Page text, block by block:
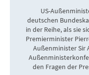
US-
deutschen
in der Reihe, als sie
Premierminister
Außenminister Sir
den Fragen der